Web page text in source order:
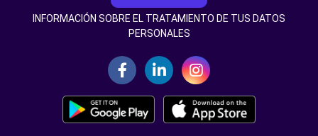
INFORMACIÓN SOBRE EL TRATAMIENTO DE TUS DATOS
PERSONALES